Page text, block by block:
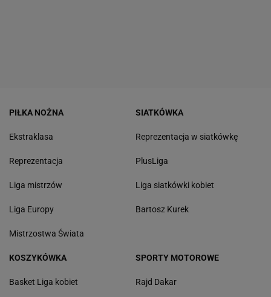
PIŁKA NOŻNA
Ekstraklasa
Reprezentacja
Liga mistrzów
Liga Europy
Mistrzostwa Świata
SIATKÓWKA
Reprezentacja w siatkówkę
PlusLiga
Liga siatkówki kobiet
Bartosz Kurek
KOSZYKÓWKA
Basket Liga kobiet
SPORTY MOTOROWE
Rajd Dakar